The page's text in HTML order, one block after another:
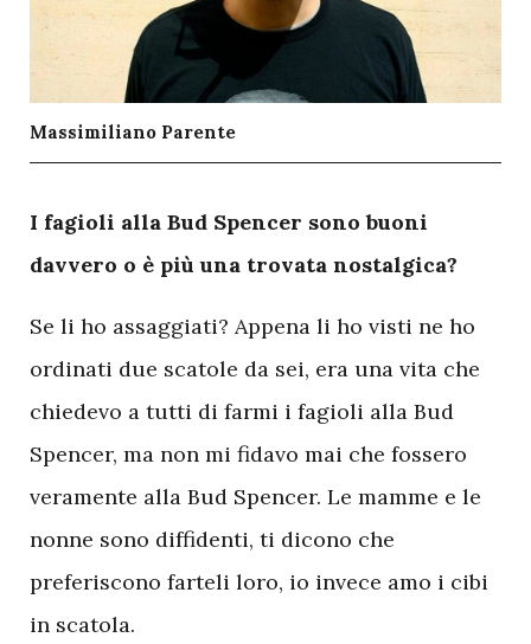
Massimiliano Parente
I fagioli alla Bud Spencer sono buoni
davvero o è più una trovata nostalgica?
Se li ho assaggiati? Appena li ho visti ne ho
ordinati due scatole da sei, era una vita che
chiedevo a tutti di farmi i fagioli alla Bud
Spencer, ma non mi fidavo mai che fossero
veramente alla Bud Spencer. Le mamme e le
nonne sono diffidenti, ti dicono che
preferiscono farteli loro, io invece amo i cibi
in scatola.